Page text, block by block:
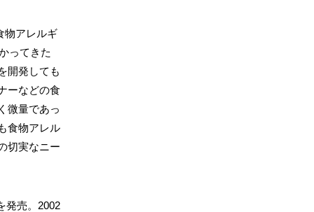
物アレルギ
ってきた
開発しても
ーなどの食
微量であっ
食物アレル
切実なニー
発売。2002